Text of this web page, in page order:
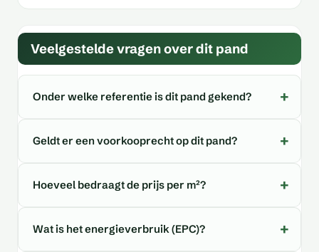
Veelgestelde vragen over dit pand
Onder welke referentie is dit pand gekend?
Geldt er een voorkooprecht op dit pand?
Hoeveel bedraagt de prijs per m²?
Wat is het energieverbruik (EPC)?